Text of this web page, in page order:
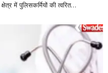
में पुलिसकर्मियों की त्वरित…